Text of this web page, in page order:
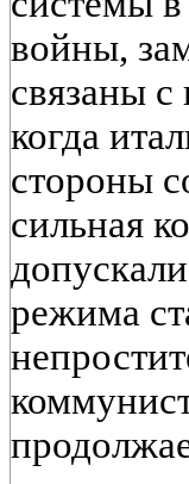
войны,
связаны с
когда
стороны
сильная
режима